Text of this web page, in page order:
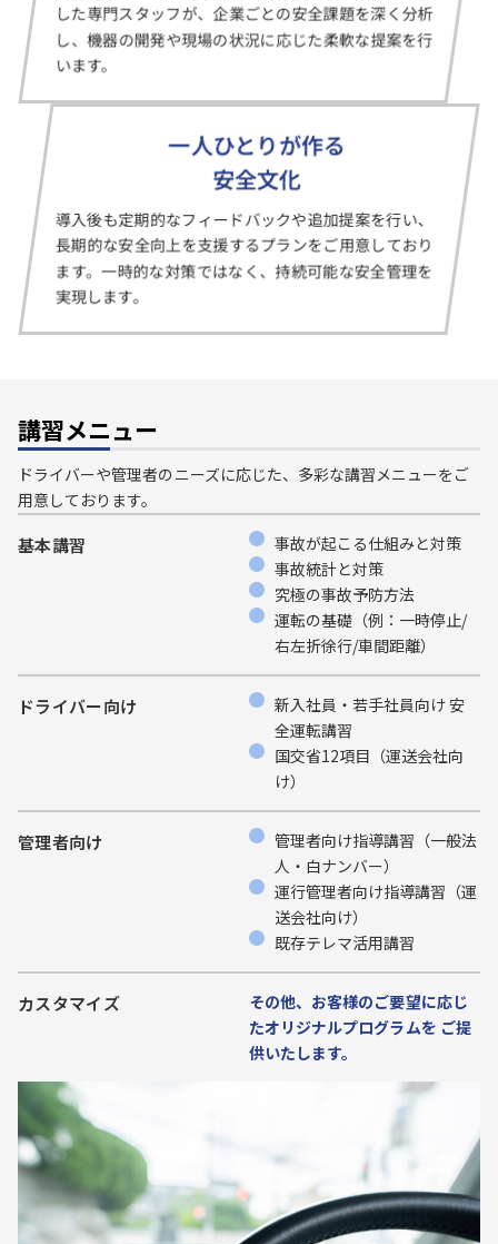
した専門スタッフが、企業ごとの安全課題を深く分析
し、機器の開発や現場の状況に応じた柔軟な提案を行
います。
一人ひとりが作る
安全文化
導入後も定期的なフィードバックや追加提案を行い、
長期的な安全向上を支援するプランをご用意しており
ます。一時的な対策ではなく、持続可能な安全管理を
実現します。
講習メニュー
ドライバーや管理者のニーズに応じた、多彩な講習メニューをご
用意しております。
基本講習
事故が起こる仕組みと対策
事故統計と対策
究極の事故予防方法
運転の基礎（例：一時停止/
右左折徐行/車間距離）
ドライバー向け
新入社員・若手社員向け 安
全運転講習
国交省12項目（運送会社向
け）
管理者向け
管理者向け指導講習（一般法
人・白ナンバー）
運行管理者向け指導講習（運
送会社向け）
既存テレマ活用講習
カスタマイズ
その他、お客様のご要望に応じ
たオリジナルプログラムを ご提
供いたします。